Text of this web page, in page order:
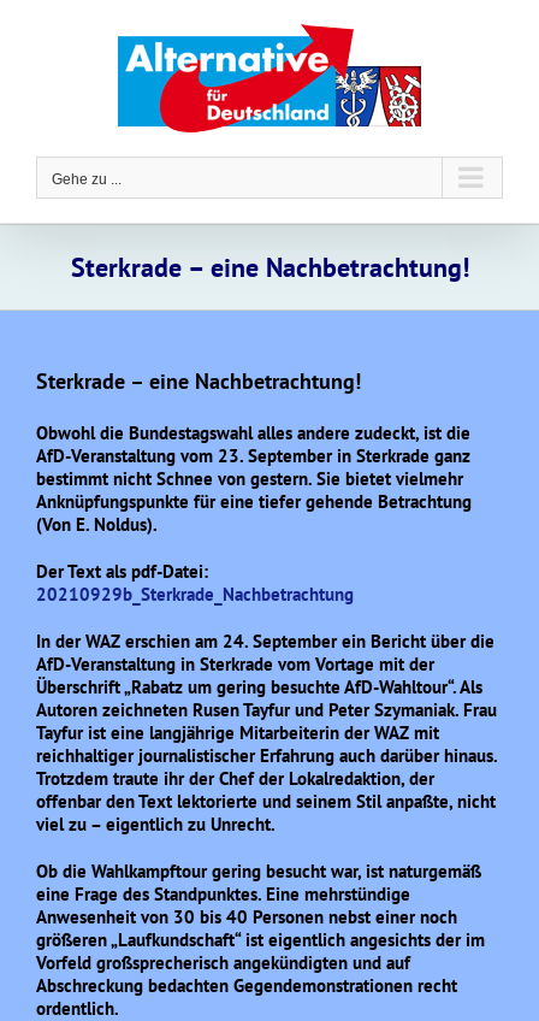
Gehe zu ...
Sterkrade – eine Nachbetrachtung!
Sterkrade – eine Nachbetrachtung!
Obwohl die Bundestagswahl alles andere zudeckt, ist die
AfD-Veranstaltung vom 23. September in Sterkrade ganz
bestimmt nicht Schnee von gestern. Sie bietet vielmehr
Anknüpfungspunkte für eine tiefer gehende Betrachtung
(Von E. Noldus).
Der Text als pdf-Datei:
20210929b_Sterkrade_Nachbetrachtung
In der WAZ erschien am 24. September ein Bericht über die
AfD-Veranstaltung in Sterkrade vom Vortage mit der
Überschrift „Rabatz um gering besuchte AfD-Wahltour“. Als
Autoren zeichneten Rusen Tayfur und Peter Szymaniak. Frau
Tayfur ist eine langjährige Mitarbeiterin der WAZ mit
reichhaltiger journalistischer Erfahrung auch darüber hinaus.
Trotzdem traute ihr der Chef der Lokalredaktion, der
offenbar den Text lektorierte und seinem Stil anpaßte, nicht
viel zu – eigentlich zu Unrecht.
Ob die Wahlkampftour gering besucht war, ist naturgemäß
eine Frage des Standpunktes. Eine mehrstündige
Anwesenheit von 30 bis 40 Personen nebst einer noch
größeren „Laufkundschaft“ ist eigentlich angesichts der im
Vorfeld großsprecherisch angekündigten und auf
Abschreckung bedachten Gegendemonstrationen recht
ordentlich.